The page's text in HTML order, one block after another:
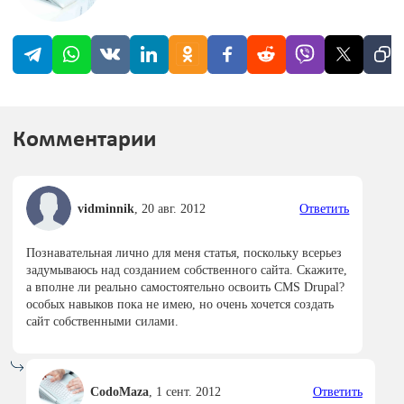
Комментарии
vidminnik, 20 авг. 2012 Ответить
Познавательная лично для меня статья, поскольку всерьез
задумываюсь над созданием собственного сайта. Скажите,
а вполне ли реально самостоятельно освоить CMS Drupal?
особых навыков пока не имею, но очень хочется создать
сайт собственными силами.
CodoMaza 1 сент. 2012 Ответить